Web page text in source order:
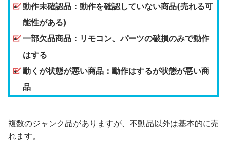
動作未確認品：動作を確認していない商品(売れる可
能性がある)
一部欠品商品：リモコン、パーツの破損のみで動作
はする
動くが状態が悪い商品：動作はするが状態が悪い商
品
複数のジャンク品がありますが、不動品以外は基本的に売
れます。